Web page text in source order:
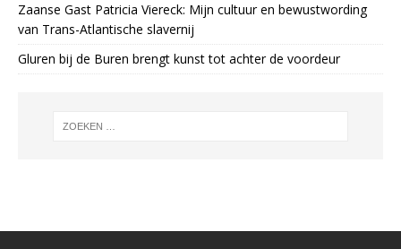
Zaanse Gast Patricia Viereck: Mijn cultuur en bewustwording
van Trans-Atlantische slavernij
Gluren bij de Buren brengt kunst tot achter de voordeur